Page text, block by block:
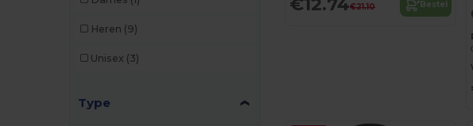
Heren (9)
Unisex (3)
Type
€21.10 Bestel